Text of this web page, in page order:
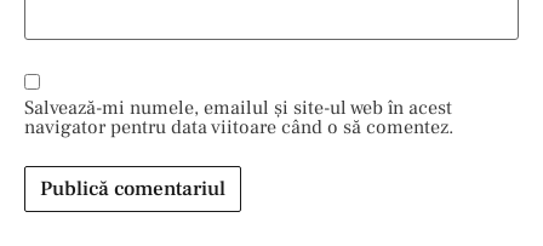
Salvează-mi numele, emailul și site-ul web în acest
navigator pentru data viitoare când o să comentez.